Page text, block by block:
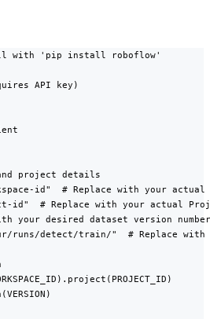
with 'pip install roboflow'
API key)
project details
id"  # Replace with your actual
id"  # Replace with your actual
your desired dataset version number
your/runs/detect/train/"  # Replace